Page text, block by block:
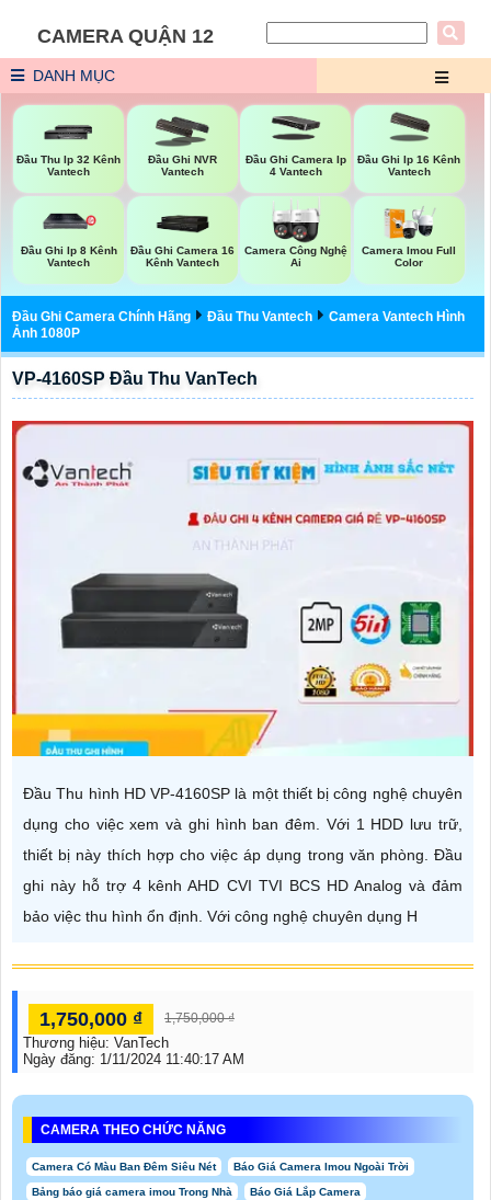
CAMERA QUẬN 12
DANH MỤC
Đầu Thu Ip 32 Kênh
Vantech
Đầu Ghi NVR
Vantech
Đầu Ghi Camera Ip
4 Vantech
Đầu Ghi Ip 16 Kênh
Vantech
Đầu Ghi Ip 8 Kênh
Vantech
Đầu Ghi Camera 16
Kênh Vantech
Camera Công Nghệ
Ai
Camera Imou Full
Color
Đầu Ghi Camera Chính Hãng Đầu Thu Vantech
Camera Vantech Hình
Ảnh 1080P
VP-4160SP Đầu Thu VanTech
Đầu Thu hình HD VP-4160SP là một thiết bị công nghệ chuyên
dụng cho việc xem và ghi hình ban đêm. Với 1 HDD lưu trữ,
thiết bị này thích hợp cho việc áp dụng trong văn phòng. Đầu
ghi này hỗ trợ 4 kênh AHD CVI TVI BCS HD Analog và đảm
bảo việc thu hình ổn định. Với công nghệ chuyên dụng H
1,750,000 ₫ 1,750,000 ₫
Thương hiệu: VanTech
Ngày đăng: 1/11/2024 11:40:17 AM
CAMERA THEO CHỨC NĂNG
Camera Có Màu Ban Đêm Siêu Nét Báo Giá Camera Imou Ngoài Trời
Bảng báo giá camera imou Trong Nhà Báo Giá Lắp Camera